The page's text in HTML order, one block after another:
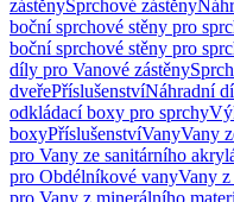
zástěnySprchové zástěny
boční sprchové stěny pro
boční sprchové stěny pro
díly pro Vanové zástěny
dveřePříslušenstvíNáhradní
odkládací boxy pro sprchy
boxyPříslušenstvíVanyVany
pro Vany ze sanitárního
pro Obdélníkové vanyVany
pro Vany z minerálního